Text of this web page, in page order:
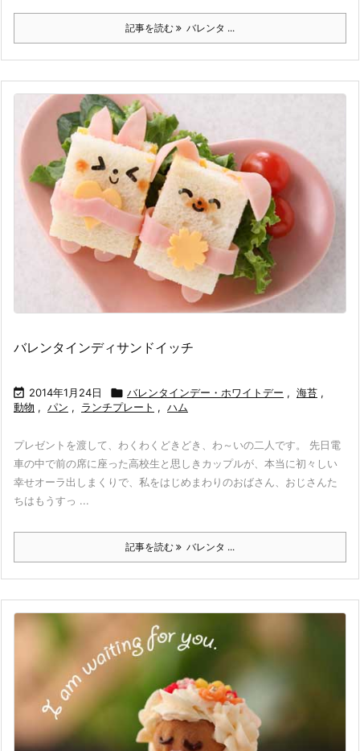
記事を読む バレンタ ...
バレンタインディサンドイッチ
 2014年1月24日  バレンタインデー・ホワイトデー , 海苔 ,
動物 , パン , ランチプレート , ハム
プレゼントを渡して、わくわくどきどき、わ～いの二人です。 先日電
車の中で前の席に座った高校生と思しきカップルが、本当に初々しい
幸せオーラ出しまくりで、私をはじめまわりのおばさん、おじさんた
ちはもうすっ ...
記事を読む バレンタ ...